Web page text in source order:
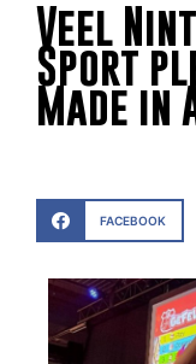
Veel
Sport
Made in
FACEBOOK